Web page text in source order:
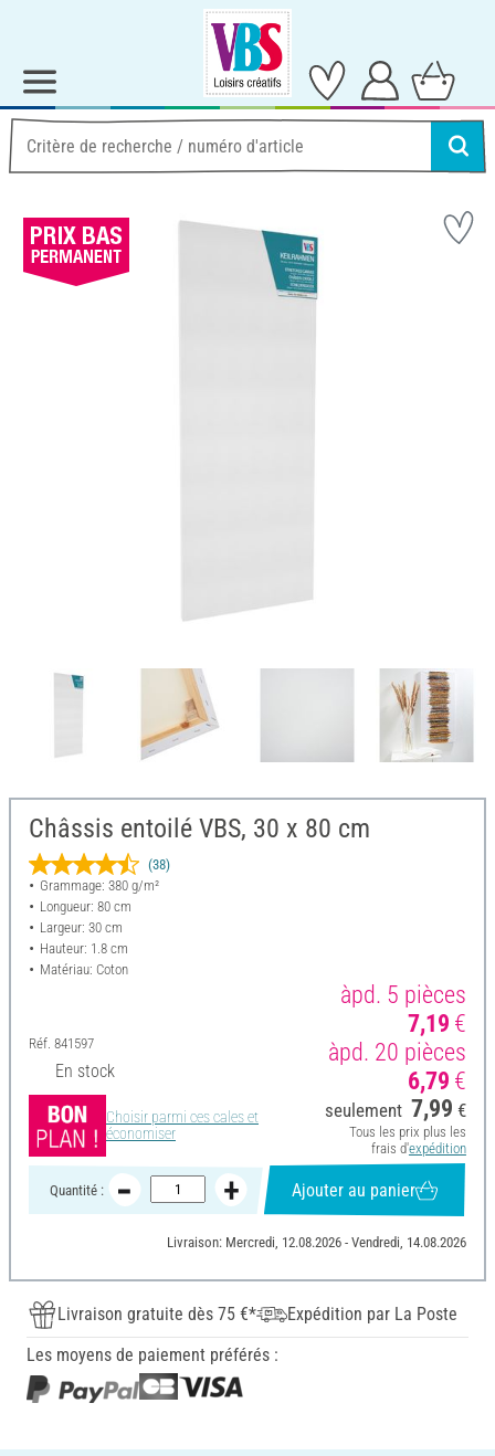
Châssis entoilé VBS, 30 x 80 cm
(38)
Grammage: 380 g/m²
Longueur: 80 cm
Largeur: 30 cm
Hauteur: 1.8 cm
Matériau: Coton
Réf. 841597
En stock
Choisir parmi ces cales et
économiser
àpd. 5 pièces
7,19 €
àpd. 20 pièces
6,79 €
seulement 7,99 €
Tous les prix plus les
frais d'expédition
Quantité : Ajouter au panier
Livraison: Mercredi, 12.08.2026 - Vendredi, 14.08.2026
Livraison gratuite dès 75 €*
Expédition par La Poste
Les moyens de paiement préférés :